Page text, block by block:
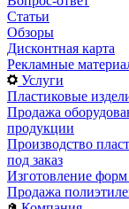
Статьи
Обзоры
Дисконтная карта
Рекламные
Услуги
Пластиковые
Продажа
продукции
Производство
под заказ
Изготовление форм
Продажа